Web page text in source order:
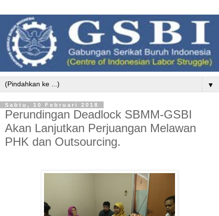
▼
Sabtu, 10 Februari 2018
Perundingan Deadlock SBMM-GSBI
Akan Lanjutkan Perjuangan Melawan
PHK dan Outsourcing.